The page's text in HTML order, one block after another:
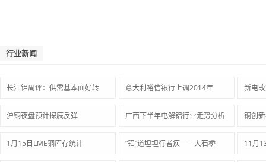
行业新闻
长江铝周评：供需基本面好转 意大利裕信银行上调2014年 新电
沪铜夜盘预计探底反弹 广西下半年电解铝行业走势分析 铜创
1月15日LME铜库存统计 “铝”道坦坦行者疾――大石桥 11月